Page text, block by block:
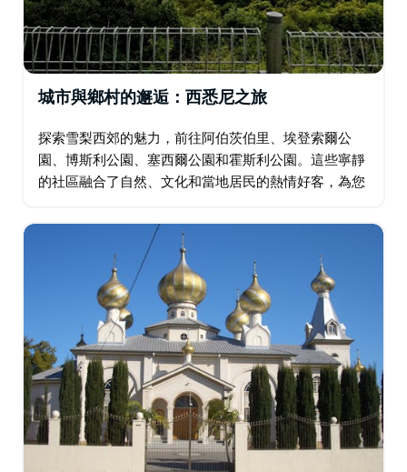
城市與鄉村的邂逅：西悉尼之旅
探索雪梨西郊的魅力，前往阿伯茨伯里、埃登索爾公
園、博斯利公園、塞西爾公園和霍斯利公園。這些寧靜
的社區融合了自然、文化和當地居民的熱情好客，為您
爾姆斯利山城市農場和貫穿西悉尼公園的風景優美的步